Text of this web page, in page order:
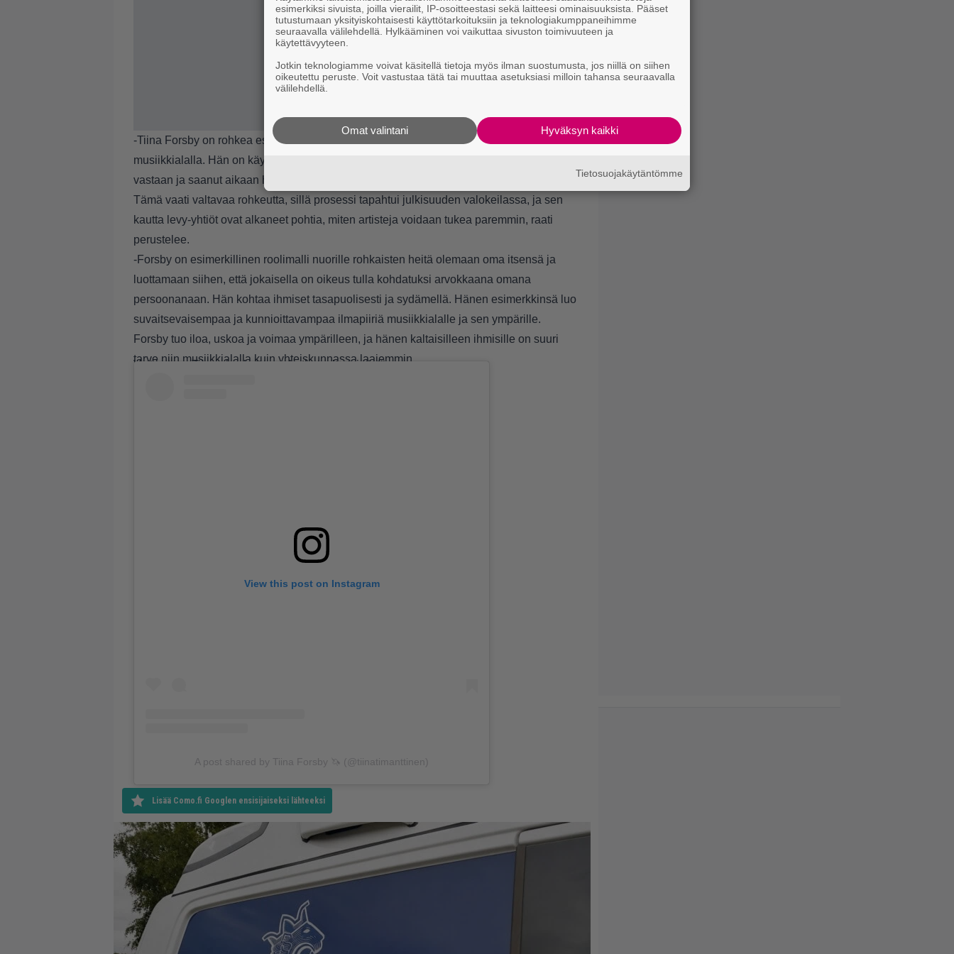
-Tiina Forsby on rohkea esikuva ja pioneeri naisartistien oikeuksien puolustamisessa
musiikkialalla. Hän on käynyt kahden vuoden mittaisen oikeustaistelun nettikiusaamista
vastaan ja saanut aikaan historiallisen tuomion, ensimmäisen laatuaan musiikkialalla.
Tämä vaati valtavaa rohkeutta, sillä prosessi tapahtui julkisuuden valokeilassa, ja sen
kautta levy-yhtiöt ovat alkaneet pohtia, miten artisteja voidaan tukea paremmin, raati
perustelee.
-Forsby on esimerkillinen roolimalli nuorille rohkaisten heitä olemaan oma itsensä ja
luottamaan siihen, että jokaisella on oikeus tulla kohdatuksi arvokkaana omana
persoonanaan. Hän kohtaa ihmiset tasapuolisesti ja sydämellä. Hänen esimerkkinsä luo
suvaitsevaisempaa ja kunnioittavampaa ilmapiiriä musiikkialalle ja sen ympärille.
Forsby tuo iloa, uskoa ja voimaa ympärilleen, ja hänen kaltaisilleen ihmisille on suuri
tarve niin musiikkialalla kuin yhteiskunnassa laajemmin.
Voit katsoa Tiinan koskettavan hetken alta taitästä.
View this post on Instagram
A post shared by Tiina Forsby 🦄 (@tiinatimanttinen)
Lisää Como.fi Googlen ensisijaiseksi lähteeksi
esimerkiksi sivuista, joilla vierailit, IP-osoitteestasi sekä laitteesi ominaisuuksista. Pääset
tutustumaan yksityiskohtaisesti käyttötarkoituksiin ja teknologiakumppaneihimme
seuraavalla välilehdellä. Hylkääminen voi vaikuttaa sivuston toimivuuteen ja
käytettävyyteen.
Jotkin teknologiamme voivat käsitellä tietoja myös ilman suostumusta, jos niillä on siihen
oikeutettu peruste. Voit vastustaa tätä tai muuttaa asetuksiasi milloin tahansa seuraavalla
välilehdellä.
Hyväksyn kaikki
Omat valintani
Tietosuojakäytäntömme